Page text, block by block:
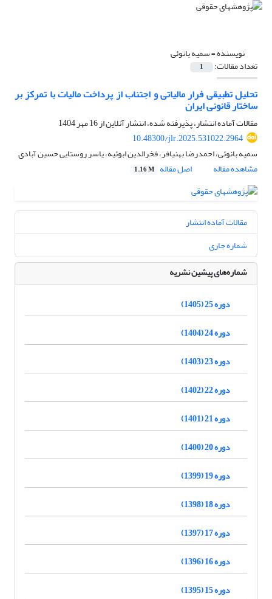
نویسنده =سمیه بانوئی
تعداد مقالات: 1
تحلیل تطبیقی فرار مالیاتی و اجتناب از پرداخت مالیات با تمرکز بر
ساختار قانونی ایران
مقالات آماده انتشار، پذیرفته شده، انتشار آنلاین از16 مهر 1404
10.48300/jlr.2025.531022.2964
سمیه بانوئی، احمدرضا بهنیافر، فخرالدین ابوئیه، یاسر روستایی حسین آبادی
مشاهده مقاله
اصل مقاله 1.16 M
مقالات آماده انتشار
شماره جاری
شماره‌های پیشین نشریه
دوره 25 (1405)
دوره 24 (1404)
دوره 23 (1403)
دوره 22 (1402)
دوره 21 (1401)
دوره 20 (1400)
دوره 19 (1399)
دوره 18 (1398)
دوره 17 (1397)
دوره 16 (1396)
دوره 15 (1395)